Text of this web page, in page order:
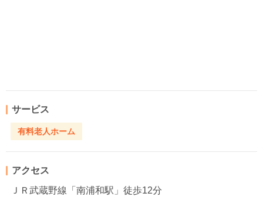
サービス
有料老人ホーム
アクセス
ＪＲ武蔵野線「南浦和駅」徒歩12分